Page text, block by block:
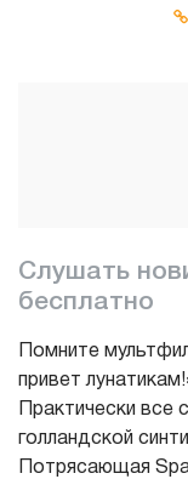
Слушать
бесплатно
Помните
привет
Практически все
голландской
Потрясающая